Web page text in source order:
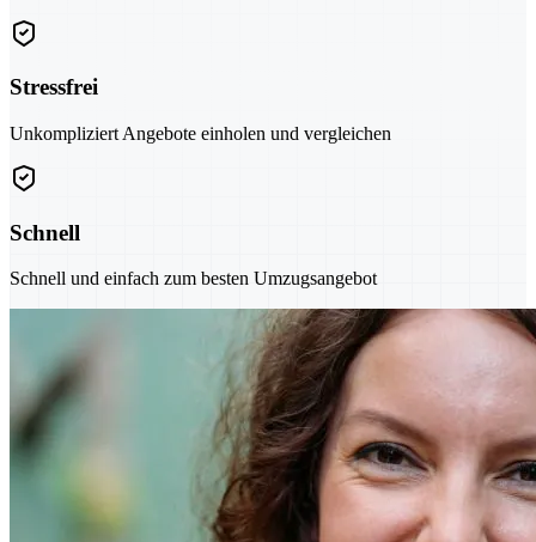
Stressfrei
Unkompliziert Angebote einholen und vergleichen
Schnell
Schnell und einfach zum besten Umzugsangebot